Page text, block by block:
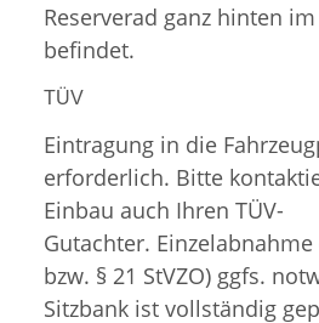
Reserverad ganz hinten
befindet.
TÜV
Eintragung in die
erforderlich. Bitte
Einbau auch Ihren TÜV-
Gutachter. Einzelabnahme
bzw. § 21 StVZO) ggfs.
Sitzbank ist vollständig